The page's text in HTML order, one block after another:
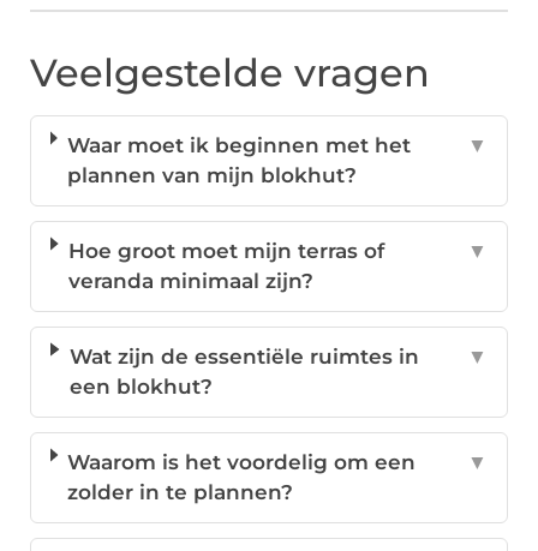
Veelgestelde vragen
Waar moet ik beginnen met het
plannen van mijn blokhut?
▼
Hoe groot moet mijn terras of
veranda minimaal zijn?
▼
Wat zijn de essentiële ruimtes in
een blokhut?
▼
Waarom is het voordelig om een
zolder in te plannen?
▼